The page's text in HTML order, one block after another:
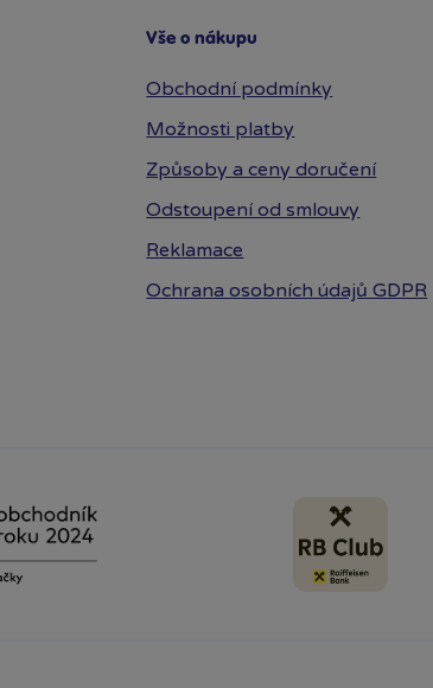
Vše o nákupu
Obchodní podmínky
Možnosti platby
Způsoby a ceny doručení
Odstoupení od smlouvy
Reklamace
Ochrana osobních údajů GDPR